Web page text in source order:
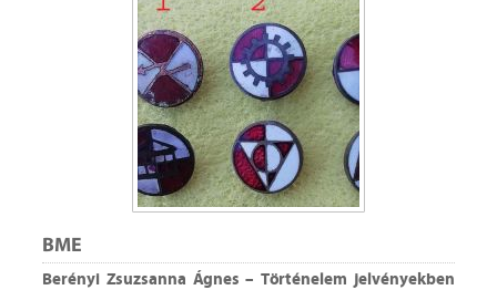
BME
Berényi Zsuzsanna Ágnes – Történelem jelvényekben